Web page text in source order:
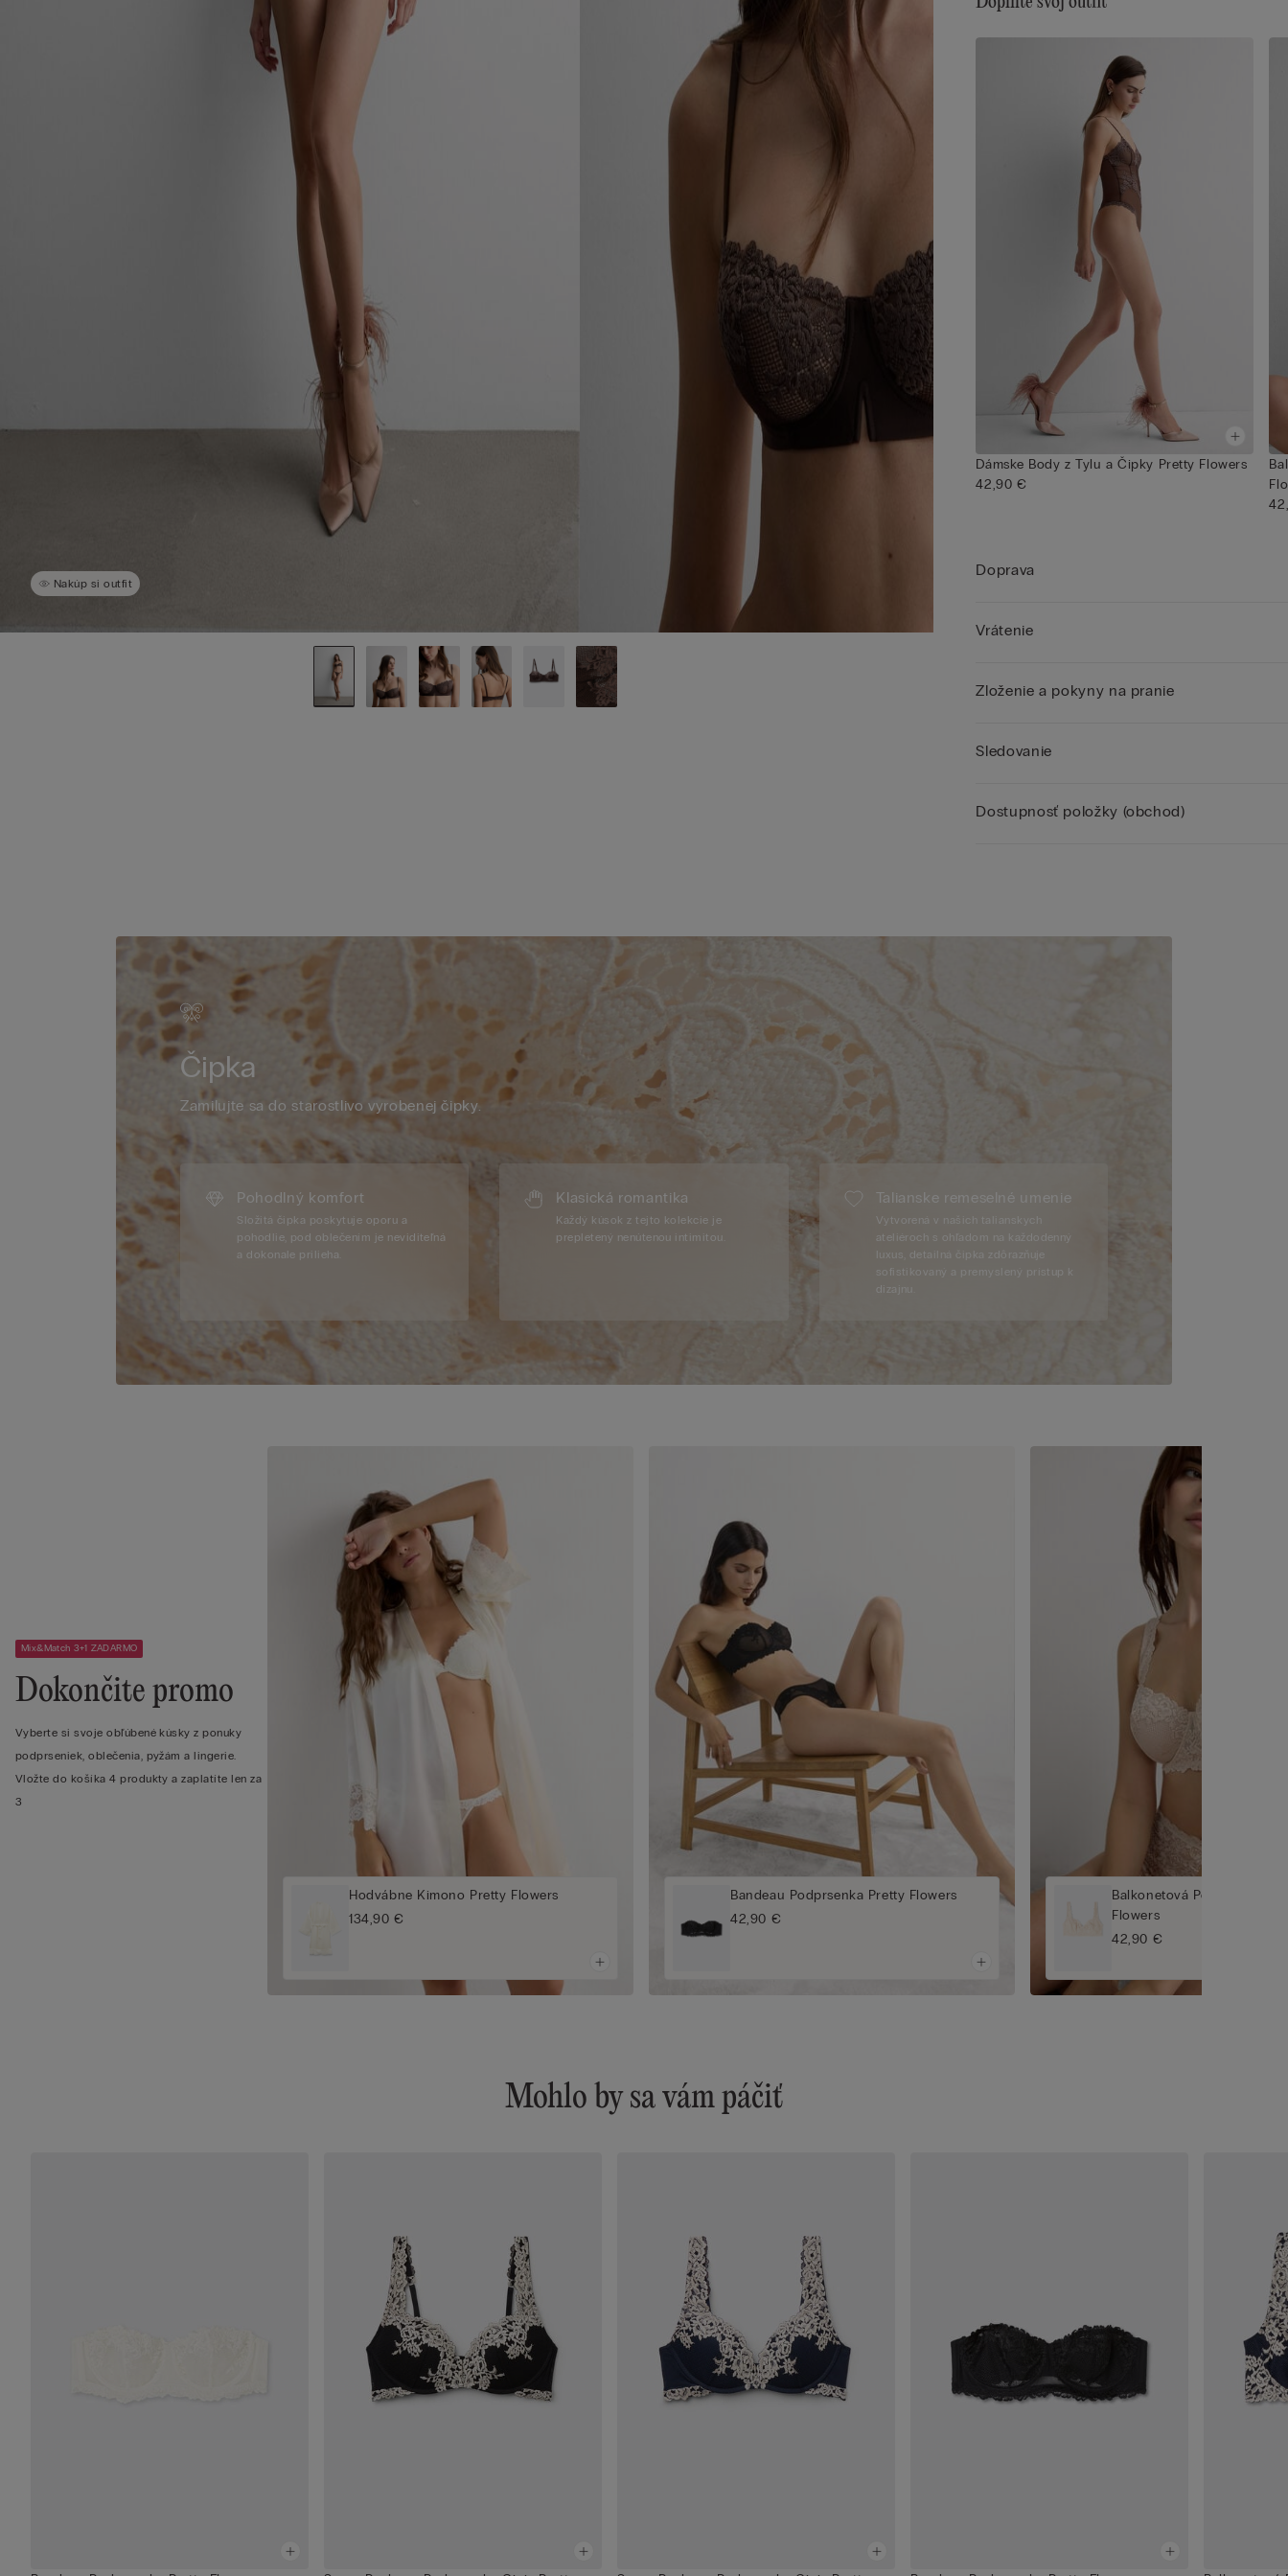
Nakúp si outfit
Dámske Body z Tylu a Čipky Pretty Flowers
42,90 €
Doprava
Vrátenie
Zloženie a pokyny na pranie
Sledovanie
Dostupnosť položky (obchod)
Čipka
Zamilujte sa do starostlivo vyrobenej čipky.
Pohodlný komfort
Složitá čipka poskytuje oporu a
pohodlie, pod oblečením je neviditeľná
a dokonale prilieha.
Klasická romantika
Každý kúsok z tejto kolekcie je
prepletený nenútenou intimitou.
Talianske remeselné umenie
Vytvorená v našich talianskych
ateliéroch s ohľadom na každodenný
luxus, detailná čipka zdôrazňuje
sofistikovaný a premyslený prístup k
dizajnu.
Mix&Match 3+1 ZADARMO
Dokončite promo
Vyberte si svoje obľúbené kúsky z ponuky
podprseniek, oblečenia, pyžám a lingerie.
Vložte do košíka 4 produkty a zaplatíte len za
3
Hodvábne Kimono Pretty Flowers
134,90 €
Bandeau Podprsenka Pretty Flowers
42,90 €
Balkonetová Podprsenka
Flowers
42,90 €
Mohlo by sa vám páčiť